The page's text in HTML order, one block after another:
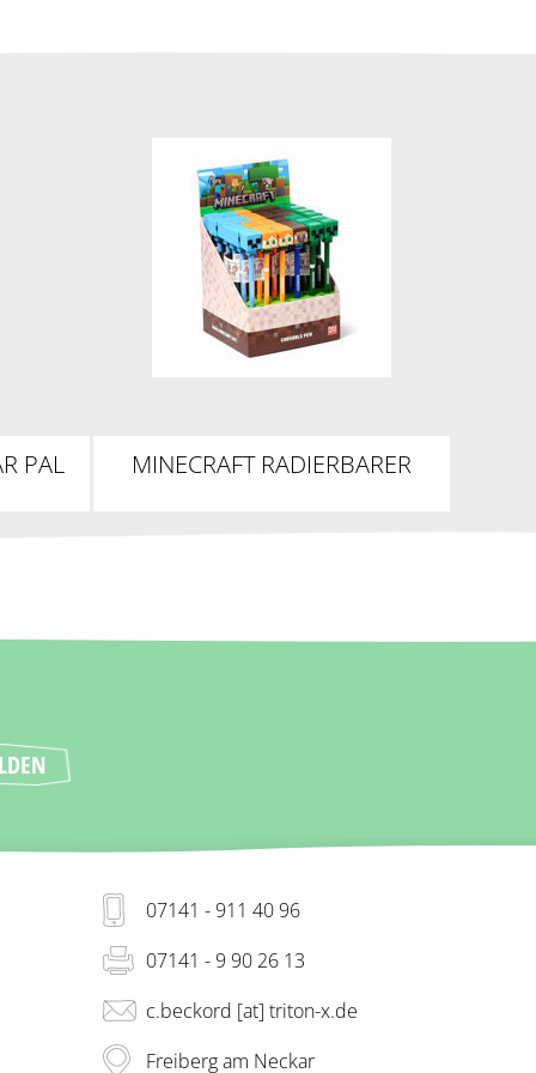
PAL
MINECRAFT RADIERBARER
07141 - 911 40 96
07141 - 9 90 26 13
c.beckord [at] triton-x.de
Freiberg am Neckar